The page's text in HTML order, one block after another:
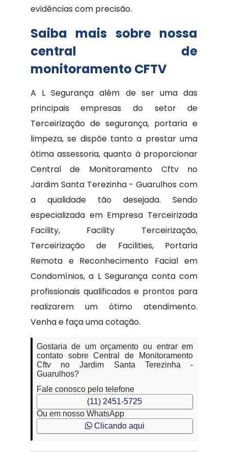
evidências com precisão.
Saiba mais sobre nossa
central de
monitoramento CFTV
A L Segurança além de ser uma das
principais empresas do setor de
Terceirização de segurança, portaria e
limpeza, se dispõe tanto a prestar uma
ótima assessoria, quanto à proporcionar
Central de Monitoramento Cftv no
Jardim Santa Terezinha - Guarulhos com
a qualidade tão desejada. Sendo
especializada em Empresa Terceirizada
Facility, Facility Terceirização,
Terceirização de Facilities, Portaria
Remota e Reconhecimento Facial em
Condomínios, a L Segurança conta com
profissionais qualificados e prontos para
realizarem um ótimo atendimento.
Venha e faça uma cotação.
Gostaria de um orçamento ou entrar em
contato sobre Central de Monitoramento
Cftv no Jardim Santa Terezinha -
Guarulhos?
Fale conosco pelo telefone
(11) 2451-5725
Ou em nosso WhatsApp
Clicando aqui